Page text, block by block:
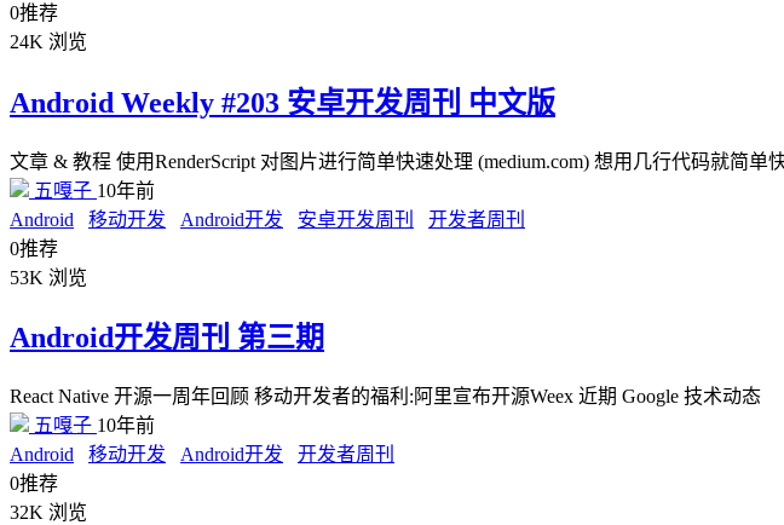
0推荐
24K 浏览
Android Weekly #203 安卓开发周刊 中文版
文章 & 教程 使用RenderScript 对图片进行简单快速处理 (medium.com) 想用几行代码就简
五嘎子 10年前
Android
移动开发 Android开发 安卓开发周刊
开发者周刊
0推荐
53K 浏览
Android开发周刊 第三期
React Native 开源一周年回顾 移动开发者的福利:阿里宣布开源Weex 近期 Google 技术动态
五嘎子 10年前
Android
移动开发 Android开发
开发者周刊
0推荐
32K 浏览